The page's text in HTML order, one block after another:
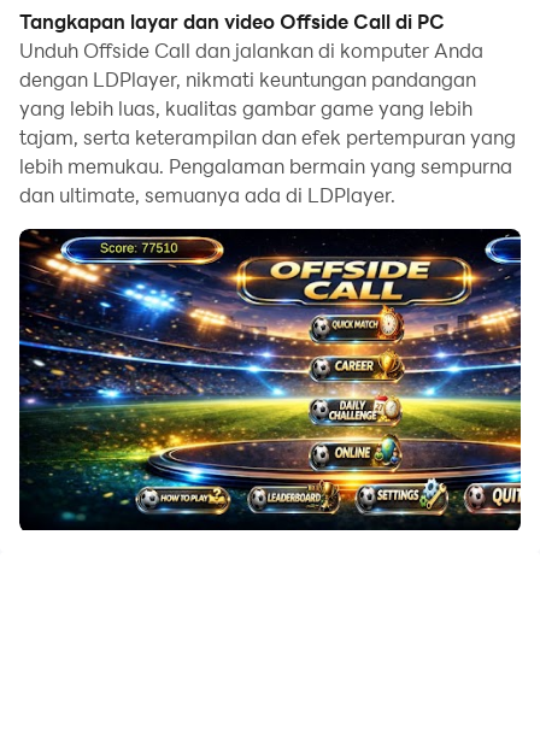
Tangkapan layar dan video Offside Call di PC
Unduh Offside Call dan jalankan di komputer Anda
dengan LDPlayer, nikmati keuntungan pandangan
yang lebih luas, kualitas gambar game yang lebih
tajam, serta keterampilan dan efek pertempuran yang
lebih memukau. Pengalaman bermain yang sempurna
dan ultimate, semuanya ada di LDPlayer.